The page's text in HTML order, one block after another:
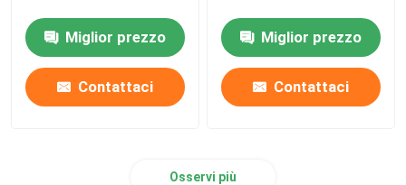
Miglior prezzo
Contattaci
Miglior prezzo
Contattaci
Osservi più